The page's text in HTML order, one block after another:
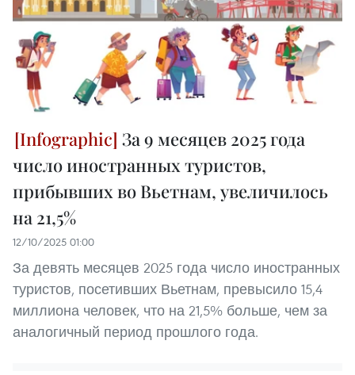
За 9 месяцев 2025 года
число иностранных туристов,
прибывших во Вьетнам, увеличилось
на 21,5%
12/10/2025 01:00
За девять месяцев 2025 года число иностранных
туристов, посетивших Вьетнам, превысило 15,4
миллиона человек, что на 21,5% больше, чем за
аналогичный период прошлого года.